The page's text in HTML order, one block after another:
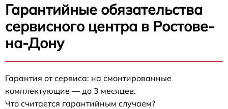
Гарантийные обязательства
сервисного центра в Ростове-
на-Дону
Гарантия от сервиса: на смонтированные
комплектующие — до 3 месяцев.
Что считается гарантийным случаем?